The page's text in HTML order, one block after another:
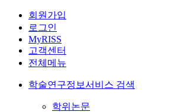
회원가입
로그인
MyRISS
고객센터
전체메뉴
학술연구정보서비스 검색
학위논문